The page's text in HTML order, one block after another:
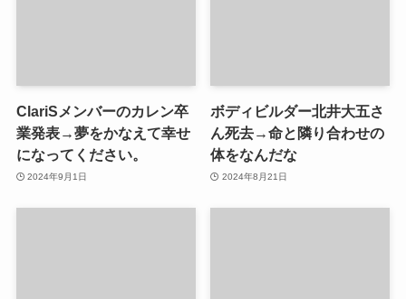
ClariSメンバーのカレン卒
業発表→夢をかなえて幸せ
になってください。
2024年9月1日
ボディビルダー北井大五さ
ん死去→命と隣り合わせの
体をなんだな
2024年8月21日